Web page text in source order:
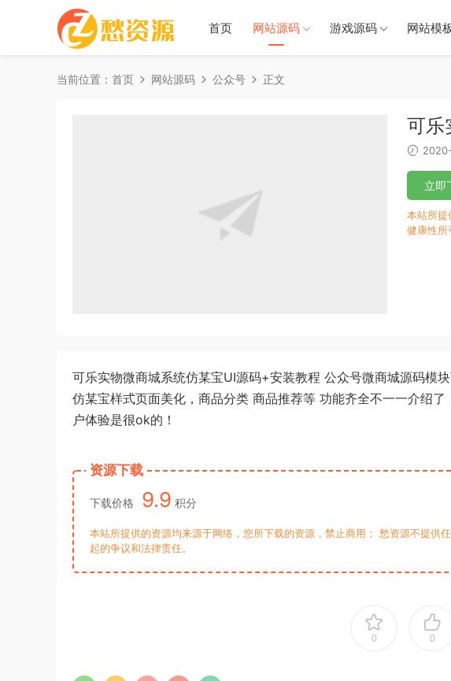
首页 网站源码 游戏源码 网站模
当前位置： 首页 网站源码 公众号 正文
可乐
立即
本站所提
健康性所
可乐实物微商城系统仿某宝UI源码+安装教程 公众号微商城源码模
仿某宝样式页面美化，商品分类 商品推荐等 功能齐全不一一介绍
户体验是很ok的！
资源下载
下载价格 9.9 积分
本站所提供的资源均来源于网络，您所下载的资源，禁止商用； 愁资源不提供
起的争议和法律责任。
0 0